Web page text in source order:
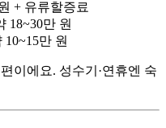
+ 유류할증료
18~30만 원
10~15만 원
이에요. 성수기·연휴엔 숙